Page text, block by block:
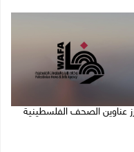
عناوين الصحف الفلسطينية